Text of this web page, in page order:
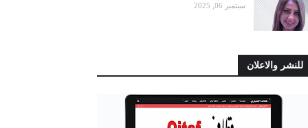
سبتمبر 06, 2025
للنشر والاعلان